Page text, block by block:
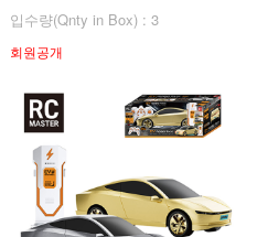
입수량(Qnty in Box) : 3
회원공개